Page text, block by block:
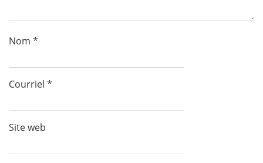
Nom *
Courriel *
Site web